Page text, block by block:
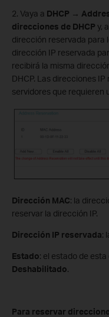
2. Vaya a DHCP →
direcciones de DHCP y,
dirección reservada para
dirección IP reservada
recibirá la misma
DHCP. Las direcciones
servidores que requieren
Dirección MAC: la
reservar la dirección IP.
Dirección IP reservada:
Estado: el estado de
Deshabilitado.
Para reservar